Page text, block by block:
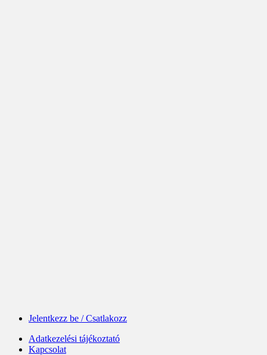
Jelentkezz be / Csatlakozz
Adatkezelési tájékoztató
Kapcsolat